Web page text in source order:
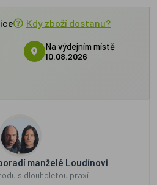
Kdy zboží dostanu?
Na výdejním místě
10.08.2026
manželé Loudínovi
s dlouholetou praxí